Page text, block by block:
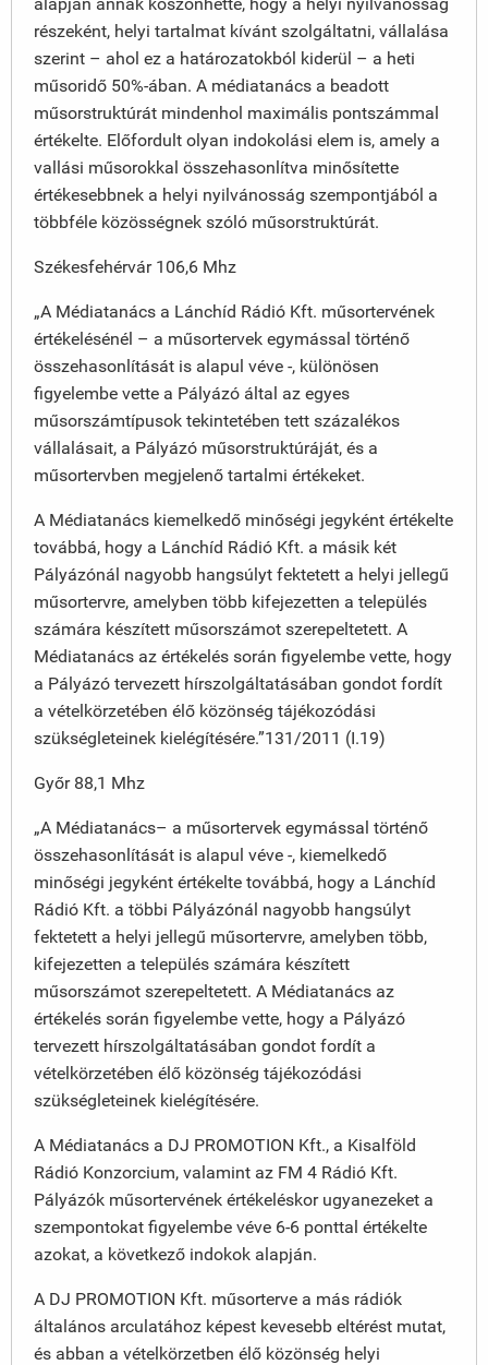
részeként, helyi tartalmat kívánt szolgáltatni, vállalása
szerint – ahol ez a határozatokból kiderül – a heti
műsoridő 50%-ában. A médiatanács a beadott
műsorstruktúrát mindenhol maximális pontszámmal
értékelte. Előfordult olyan indokolási elem is, amely a
vallási műsorokkal összehasonlítva minősítette
értékesebbnek a helyi nyilvánosság szempontjából a
többféle közösségnek szóló műsorstruktúrát.
Székesfehérvár 106,6 Mhz
„A Médiatanács a Lánchíd Rádió Kft. műsortervének
értékelésénél – a műsortervek egymással történő
összehasonlítását is alapul véve -, különösen
figyelembe vette a Pályázó által az egyes
műsorszámtípusok tekintetében tett százalékos
vállalásait, a Pályázó műsorstruktúráját, és a
műsortervben megjelenő tartalmi értékeket.
A Médiatanács kiemelkedő minőségi jegyként értékelte
továbbá, hogy a Lánchíd Rádió Kft. a másik két
Pályázónál nagyobb hangsúlyt fektetett a helyi jellegű
műsortervre, amelyben több kifejezetten a település
számára készített műsorszámot szerepeltetett. A
Médiatanács az értékelés során figyelembe vette, hogy
a Pályázó tervezett hírszolgáltatásában gondot fordít
a vételkörzetében élő közönség tájékozódási
szükségleteinek kielégítésére.”131/2011 (I.19)
Győr 88,1 Mhz
„A Médiatanács– a műsortervek egymással történő
összehasonlítását is alapul véve -, kiemelkedő
minőségi jegyként értékelte továbbá, hogy a Lánchíd
Rádió Kft. a többi Pályázónál nagyobb hangsúlyt
fektetett a helyi jellegű műsortervre, amelyben több,
kifejezetten a település számára készített
műsorszámot szerepeltetett. A Médiatanács az
értékelés során figyelembe vette, hogy a Pályázó
tervezett hírszolgáltatásában gondot fordít a
vételkörzetében élő közönség tájékozódási
szükségleteinek kielégítésére.
A Médiatanács a DJ PROMOTION Kft., a Kisalföld
Rádió Konzorcium, valamint az FM 4 Rádió Kft.
Pályázók műsortervének értékeléskor ugyanezeket a
szempontokat figyelembe véve 6-6 ponttal értékelte
azokat, a következő indokok alapján.
A DJ PROMOTION Kft. műsorterve a más rádiók
általános arculatához képest kevesebb eltérést mutat,
és abban a vételkörzetben élő közönség helyi